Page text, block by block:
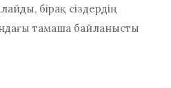
бірақ сіздердің
тамаша байланысты